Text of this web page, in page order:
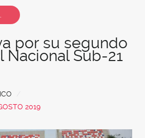
por su segundo
Nacional Sub-21
2019